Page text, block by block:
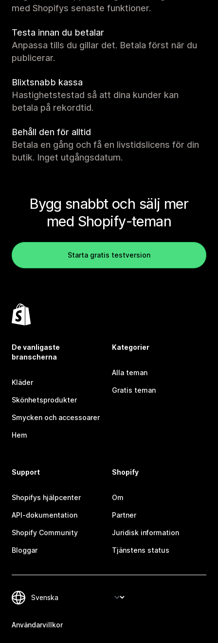
med Shopifys senaste funktioner.
Testa innan du betalar
Anpassa tills du gillar det. Betala först när du
publicerar.
Blixtsnabb kassa
Hastighetstestad så att dina kunder kan
betala på rekordtid.
Behåll den för alltid
Betala en gång och få en livstidslicens för din
butik. Inget utgångsdatum.
Bygg snabbt och sälj mer
med Shopify-teman
Starta gratis testversion
De vanligaste
branscherna
Kläder
Skönhetsprodukter
Smycken och accessoarer
Hem
Kategorier
Alla teman
Gratis teman
Support
Shopifys hjälpcenter
API-dokumentation
Shopify Community
Bloggar
Shopify
Om
Partner
Juridisk information
Tjänstens status
Användarvillkor